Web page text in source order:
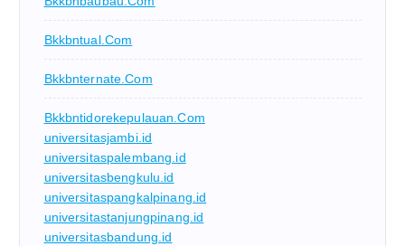
Bkkbntual.com
Bkkbnternate.com
Bkkbntidorekepulauan.com
universitasjambi.id
universitaspalembang.id
universitasbengkulu.id
universitaspangkalpinang.id
universitastanjungpinang.id
universitasbandung.id